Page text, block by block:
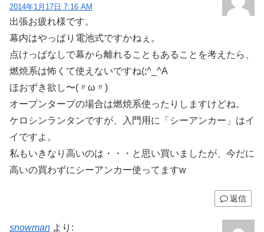
2014年1月17日 7:16 AM
出張お疲れ様です。
幕内はやっぱり電池式ですかねぇ。
点けっぱなしで幕から離れることもあることを考えたら、
燃焼系は怖くて使えないですね(;^_^A
ほおずき欲し〜(〃ω〃)
オープンタープの場合は燃焼系使ったりしますけどね。
ケロシンランタンですが、入門用に「シーアンカー」はイ
イですよ。
私もいきなり高いのは・・・と思い買いましたが、今だに
高いの買わずにシーアンカー使ってますw
返信
snowman より: